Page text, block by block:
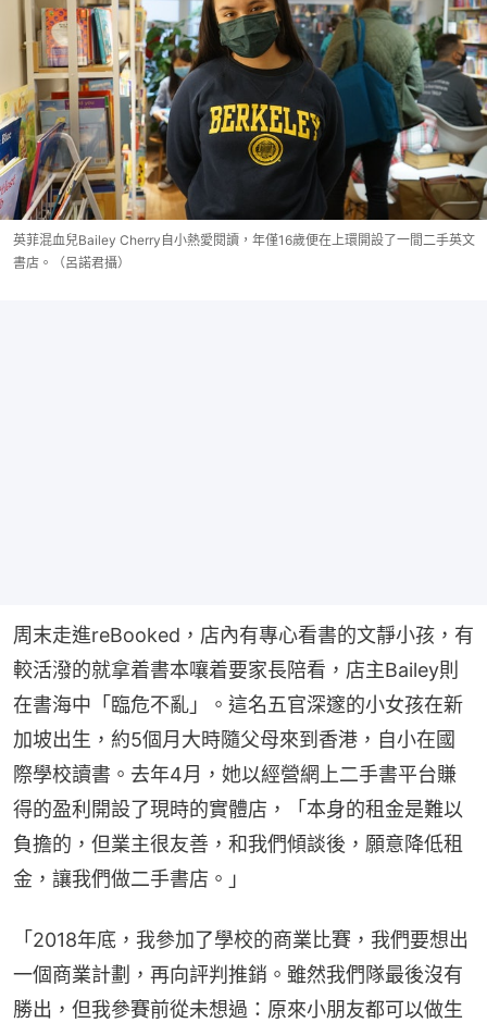
英菲混血兒Bailey Cherry自小熱愛閱讀，年僅16歲便在上環開設了一間二手英文
書店。（呂諾君攝）
周末走進reBooked，店內有專心看書的文靜小孩，有
較活潑的就拿着書本嚷着要家長陪看，店主Bailey則
在書海中「臨危不亂」。這名五官深邃的小女孩在新
加坡出生，約5個月大時隨父母來到香港，自小在國
際學校讀書。去年4月，她以經營網上二手書平台賺
得的盈利開設了現時的實體店，「本身的租金是難以
負擔的，但業主很友善，和我們傾談後，願意降低租
金，讓我們做二手書店。」
「2018年底，我參加了學校的商業比賽，我們要想出
一個商業計劃，再向評判推銷。雖然我們隊最後沒有
勝出，但我參賽前從未想過：原來小朋友都可以做生